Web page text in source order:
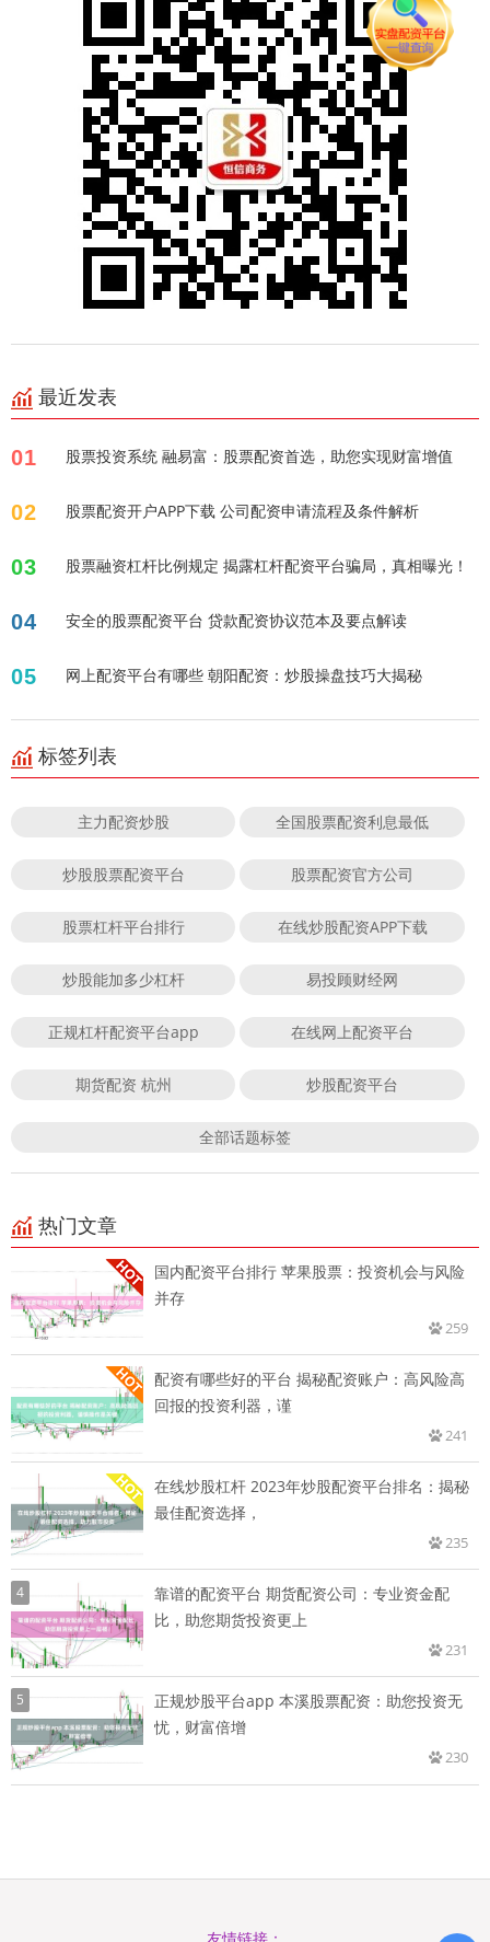
最近发表
01 股票投资系统 融易富：股票配资首选，助您实现财富增值
02 股票配资开户APP下载 公司配资申请流程及条件解析
03 股票融资杠杆比例规定 揭露杠杆配资平台骗局，真相曝光！
04 安全的股票配资平台 贷款配资协议范本及要点解读
05 网上配资平台有哪些 朝阳配资：炒股操盘技巧大揭秘
标签列表
主力配资炒股 全国股票配资利息最低
炒股股票配资平台 股票配资官方公司
股票杠杆平台排行 在线炒股配资APP下载
炒股能加多少杠杆 易投顾财经网
正规杠杆配资平台app 在线网上配资平台
期货配资 杭州 炒股配资平台
全部话题标签
热门文章
国内配资平台排行 苹果股票：投资机会与风险
并存
259
配资有哪些好的平台 揭秘配资账户：高风险高
回报的投资利器，谨
241
在线炒股杠杆 2023年炒股配资平台排名：揭秘
最佳配资选择，
235
4
靠谱的配资平台 期货配资公司：专业资金配
比，助您期货投资更上
231
5
正规炒股平台app 本溪股票配资：助您投资无
忧，财富倍增
230